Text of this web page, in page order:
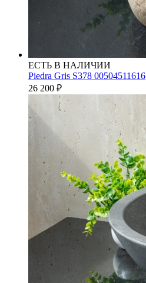
ЕСТЬ В НАЛИЧИИ
Piedra Gris S378 00504511616
26 200 ₽